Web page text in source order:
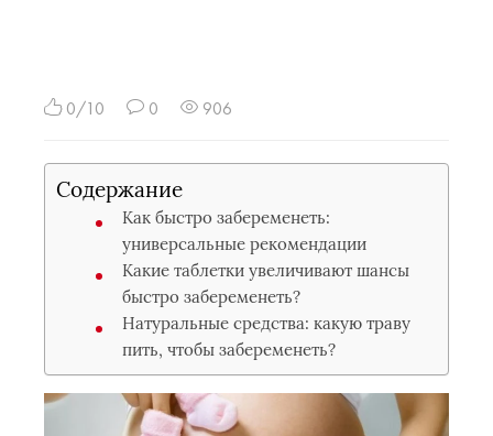
0/10 0 906
Содержание
Как быстро забеременеть:
универсальные рекомендации
Какие таблетки увеличивают шансы
быстро забеременеть?
Натуральные средства: какую траву
пить, чтобы забеременеть?